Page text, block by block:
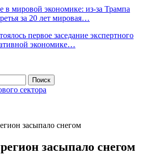
в мировой экономике: из-за Трампа
за 20 лет мировая…
первое заседание экспертного
экономике…
засыпало снегом
засыпало снегом